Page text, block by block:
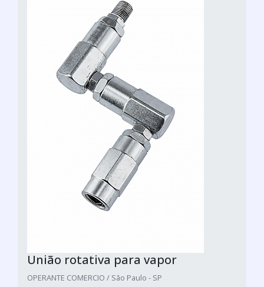
União rotativa para vapor
OPERANTE COMERCIO / São Paulo - SP